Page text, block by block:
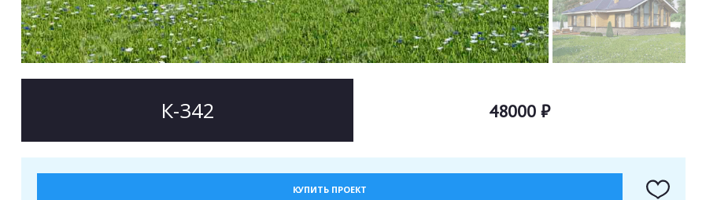
К-342 48000 ₽
КУПИТЬ ПРОЕКТ